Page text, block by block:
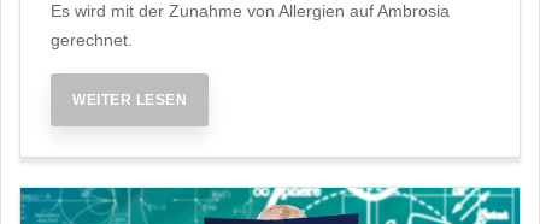
Es wird mit der Zunahme von Allergien auf Ambrosia
gerechnet.
WEITER LESEN